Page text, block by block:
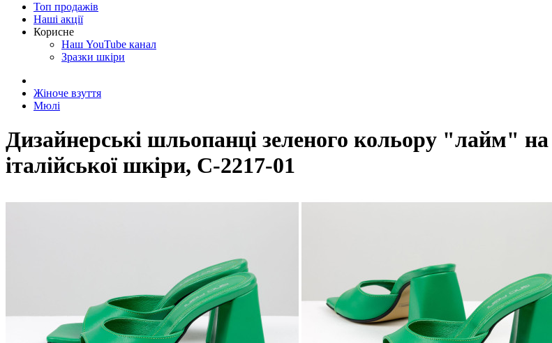
Топ продажів
Наші акції
Корисне
Наш YouTube канал
Зразки шкіри
Жіноче взуття
Мюлі
Дизайнерські шльопанці зеленого кольору "лайм" на
італійської шкіри, С-2217-01